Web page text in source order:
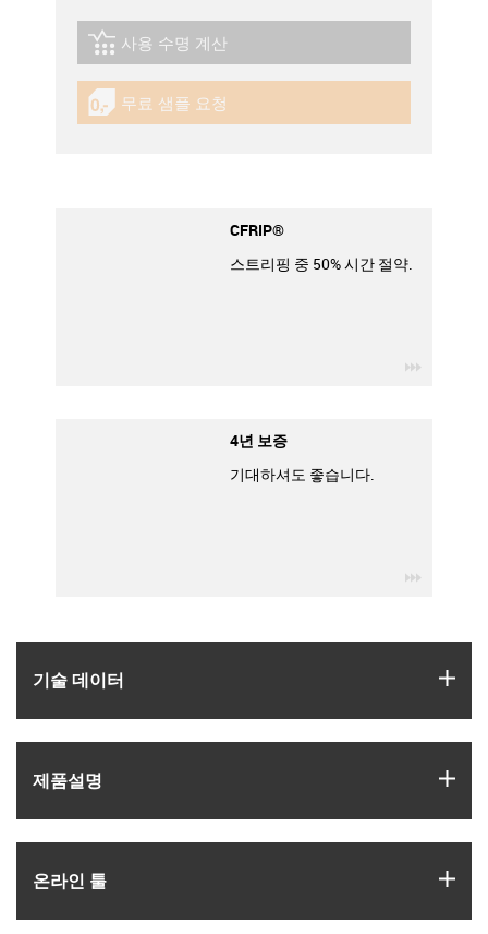
기술 데이터
제품­설명
온라인 툴
igus-icon-lebensdauerrechner
사용 수명 계산
igus-icon-gratismuster
무료 샘플 요청
CFRIP®
스트리핑 중 50% 시간 절약.
4년 보증
기대하셔도 좋습니다.